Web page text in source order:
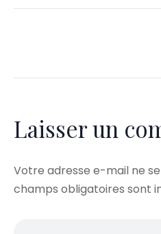
Laisser un
Votre adresse e-mail ne
champs obligatoires sont